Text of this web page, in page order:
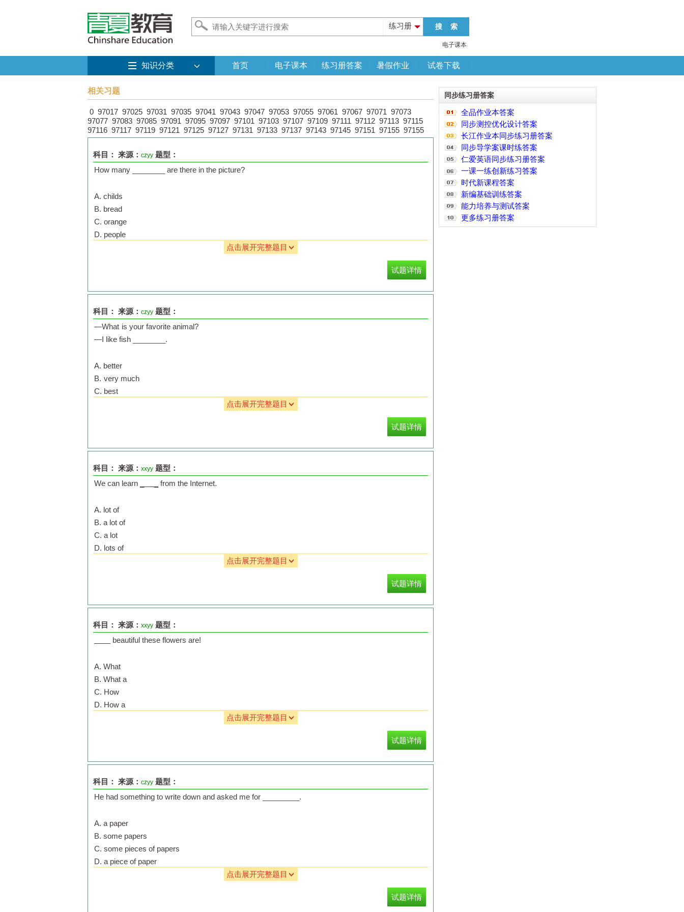
练习册
电子课本
知识分类 首页 电子课本 练习册答案 暑假作业 试卷下载
相关习题
0 97017 97025 97031 97035 97041 97043 97047 97053 97055 97061 97067 97071 97073
97077 97083 97085 97091 97095 97097 97101 97103 97107 97109 97111 97112 97113 97115
97116 97117 97119 97121 97125 97127 97131 97133 97137 97143 97145 97151 97155 97155
科目： 来源： czyy 题型：
How many ________ are there in the picture?
A. childs
B. bread
C. orange
D. people
点击展开完整题目
试题详情
科目： 来源： czyy 题型：
—What is your favorite animal?
—I like fish ________.
A. better
B. very much
C. best
点击展开完整题目
试题详情
科目： 来源： xxyy 题型：
We can learn
from the Internet.
A. lot of
B. a lot of
C. a lot
D. lots of
点击展开完整题目
试题详情
科目： 来源： xxyy 题型：
beautiful these flowers are!
A. What
B. What a
C. How
D. How a
点击展开完整题目
试题详情
科目： 来源： czyy 题型：
He had something to write down and asked me for _________.
A. a paper
B. some papers
C. some pieces of papers
D. a piece of paper
点击展开完整题目
试题详情
同步练习册答案
全品作业本答案
同步测控优化设计答案
长江作业本同步练习册答案
同步导学案课时练答案
仁爱英语同步练习册答案
一课一练创新练习答案
时代新课程答案
新编基础训练答案
能力培养与测试答案
更多练习册答案